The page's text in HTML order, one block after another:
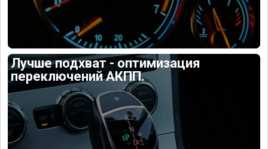
Лучше подхват - оптимизация
переключений АКПП.